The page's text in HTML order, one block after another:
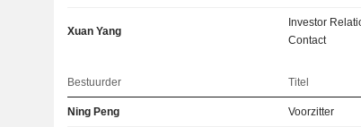
Xuan Yang
Investor
Contact
Bestuurder Titel
Ning Peng Voorzitter